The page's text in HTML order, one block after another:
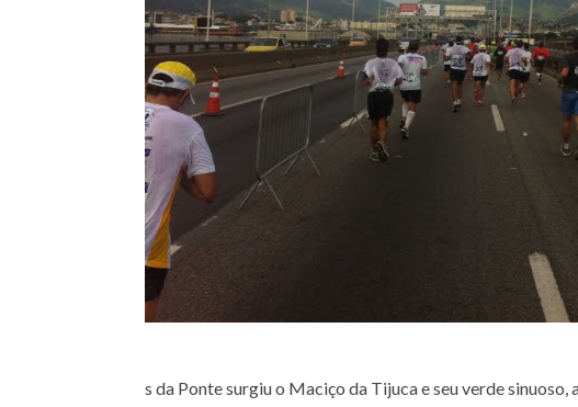
s da Ponte surgiu o Maciço da Tijuca e seu verde